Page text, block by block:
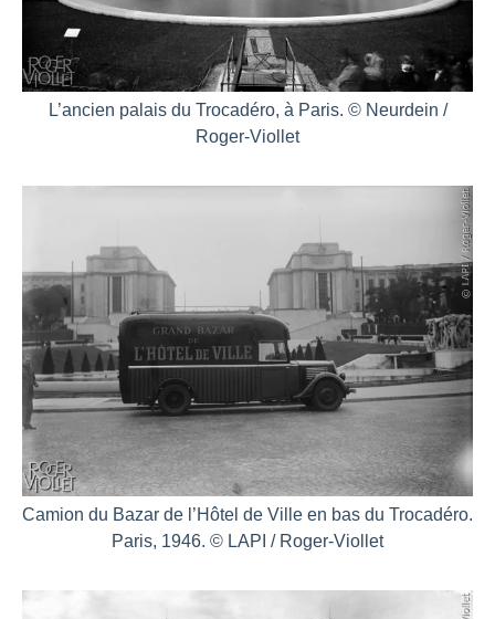
L’ancien palais du Trocadéro, à Paris. © Neurdein /
Roger-Viollet
Camion du Bazar de l’Hôtel de Ville en bas du Trocadéro.
Paris, 1946. © LAPI / Roger-Viollet